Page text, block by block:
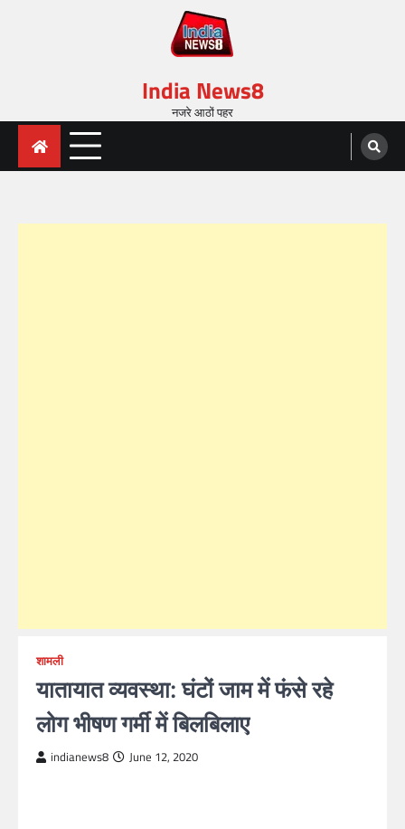
India News8
नजरे आठों पहर
शामली
यातायात व्यवस्था: घंटों जाम में फंसे रहे
लोग भीषण गर्मी में बिलबिलाए
indianews8 June 12, 2020